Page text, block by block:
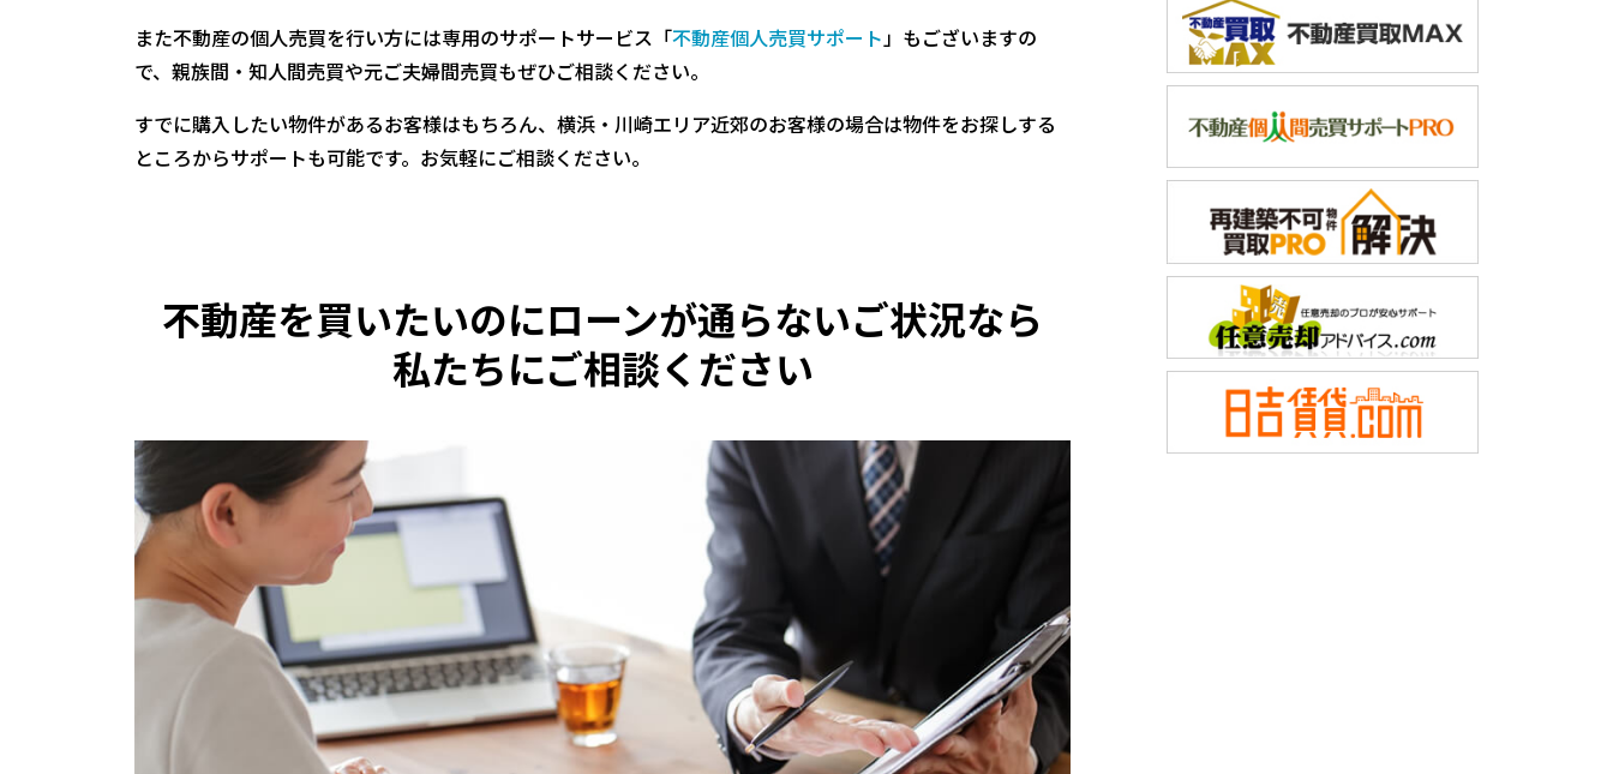
また不動産の個人売買を行い方には専用のサポートサービス「不動産個人売買サポート」もございますの
で、親族間・知人間売買や元ご夫婦間売買もぜひご相談ください。
すでに購入したい物件があるお客様はもちろん、横浜・川崎エリア近郊のお客様の場合は物件をお探しする
ところからサポートも可能です。お気軽にご相談ください。
不動産を買いたいのにローンが通らないご状況なら
私たちにご相談ください